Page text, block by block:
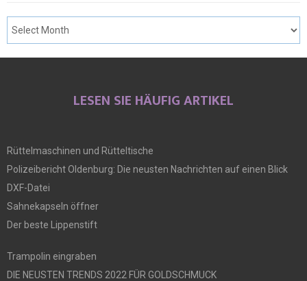
LESEN SIE HÄUFIG ARTIKEL
Rüttelmaschinen und Rütteltische
Polizeibericht Oldenburg: Die neusten Nachrichten auf einen Blick
DXF-Datei
Sahnekapseln öffner
Der beste Lippenstift
Trampolin eingraben
DIE NEUSTEN TRENDS 2022 FÜR GOLDSCHMUCK